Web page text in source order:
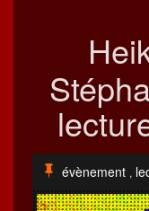
évènement ,